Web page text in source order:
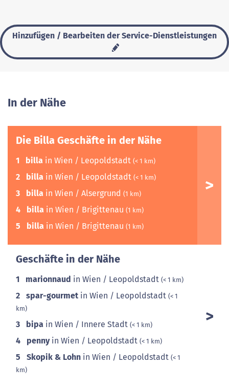
Hinzufügen / Bearbeiten der Service-Dienstleistungen
In der Nähe
Die Billa Geschäfte in der Nähe
1 billa in Wien / Leopoldstadt (< 1 km)
2 billa in Wien / Leopoldstadt (< 1 km)
3 billa in Wien / Alsergrund (1 km)
4 billa in Wien / Brigittenau (1 km)
5 billa in Wien / Brigittenau (1 km)
Geschäfte in der Nähe
1 marionnaud in Wien / Leopoldstadt (< 1 km)
2 spar-gourmet in Wien / Leopoldstadt (< 1
km)
3 bipa in Wien / Innere Stadt (< 1 km)
4 pennyin Wien / Leopoldstadt (< 1 km)
5 Skopik & Lohn in Wien / Leopoldstadt (< 1
km)